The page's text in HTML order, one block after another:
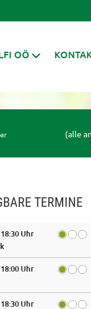
OÖ
(alle
TERMINE
Uhr
Uhr
Uhr